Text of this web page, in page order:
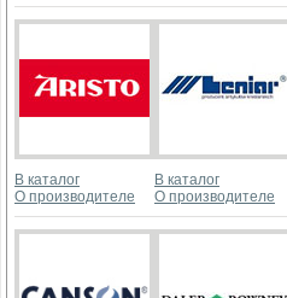
В каталог
О производителе
В каталог
О производителе